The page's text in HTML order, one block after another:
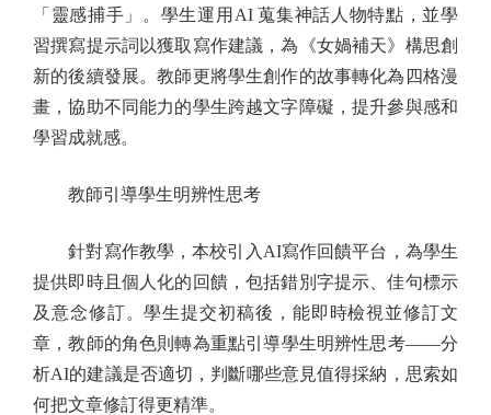
「靈感捕手」。學生運用AI 蒐集神話人物特點，並學
習撰寫提示詞以獲取寫作建議，為《女媧補天》構思創
新的後續發展。教師更將學生創作的故事轉化為四格漫
畫，協助不同能力的學生跨越文字障礙，提升參與感和
學習成就感。
教師引導學生明辨性思考
針對寫作教學，本校引入AI寫作回饋平台，為學生
提供即時且個人化的回饋，包括錯別字提示、佳句標示
及意念修訂。學生提交初稿後，能即時檢視並修訂文
章，教師的角色則轉為重點引導學生明辨性思考——分
析AI的建議是否適切，判斷哪些意見值得採納，思索如
何把文章修訂得更精準。